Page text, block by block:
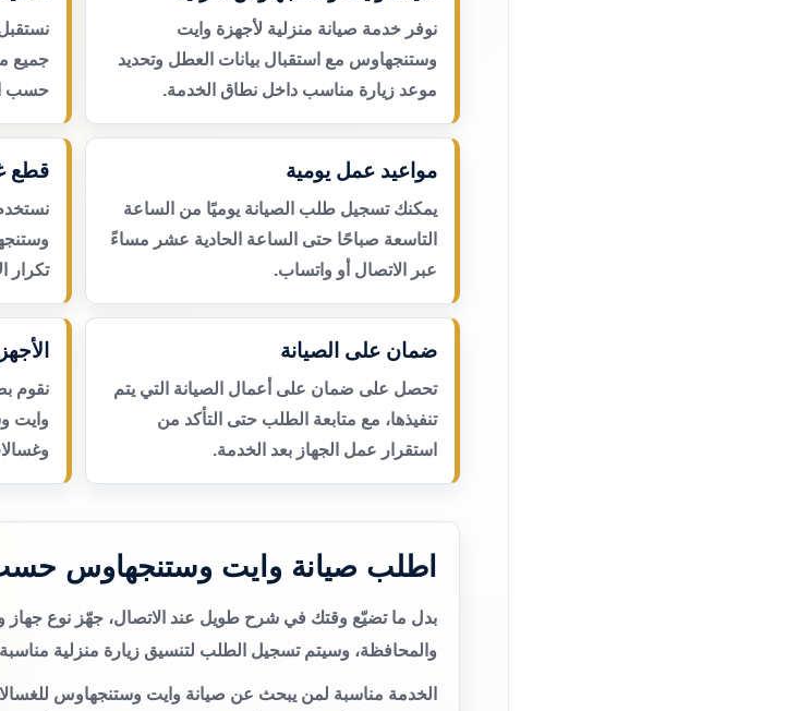
نوفر خدمة صيانة منزلية لأجهزة وايت
وستنجهاوس مع استقبال بيانات العطل وتحديد
موعد زيارة مناسب داخل نطاق الخدمة.
جميع
حسب
مواعيد عمل يومية
يمكنك تسجيل طلب الصيانة يوميًا من الساعة
التاسعة صباحًا حتى الساعة الحادية عشر مساءً
عبر الاتصال أو واتساب.
قطع
تكرار
ضمان على الصيانة
تحصل على ضمان على أعمال الصيانة التي يتم
تنفيذها، مع متابعة الطلب حتى التأكد من
استقرار عمل الجهاز بعد الخدمة.
نقوم
وايت
اطلب صيانة وايت وستنجهاوس
بدل ما تضيّع وقتك في شرح طويل عند الاتصال، جهّز نوع
والمحافظة، وسيتم تسجيل الطلب لتنسيق زيارة منزلية مناسبة
الخدمة مناسبة لمن يبحث عن صيانة وايت وستنجهاوس